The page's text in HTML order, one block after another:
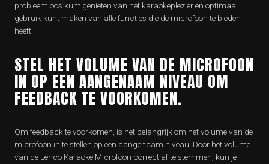
probleemloos kunt genieten van het karaokeplezier en optimaal
gebruik kunt maken van alle functies die de microfoon te bieden
heeft.
STEL HET VOLUME VAN DE MICROFOON
IN OP EEN AANGENAAM NIVEAU OM
FEEDBACK TE VOORKOMEN.
Om feedback te voorkomen, is het belangrijk om het volume van de
microfoon in te stellen op een aangenaam niveau. Door het volume
van de Lenco Karaoke Microfoon correct af te stemmen, kun je